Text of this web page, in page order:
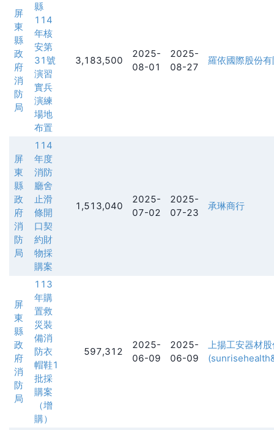
屏
東
縣
政
府
消
防
局
縣
114
年核
安第
31號
演習
實兵
演練
場地
布置
3,183,500
2025-
08-01
2025-
08-27
羅依國際股份
屏
東
縣
政
府
消
防
局
114
年度
消防
廳舍
止滑
條開
口契
約財
物採
購案
1,513,040
2025-
07-02
2025-
07-23
承琳商行
屏
東
縣
政
府
消
防
局
113
年購
置救
災裝
備消
防衣
帽鞋1
批採
購案
（增
購）
597,312
2025-
06-09
2025-
06-09
上揚工安器材